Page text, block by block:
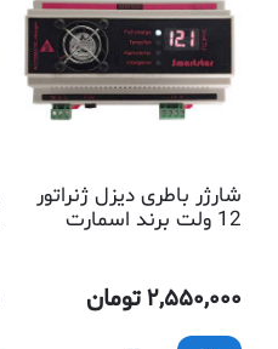
شارژر باطری دیزل ژنراتور
12 ولت برند اسمارت
2,550,000تومان